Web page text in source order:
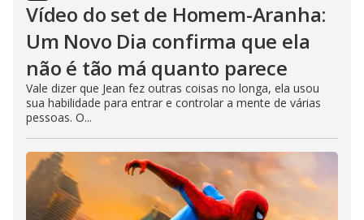
Vídeo do set de Homem-Aranha:
Um Novo Dia confirma que ela
não é tão má quanto parece
Vale dizer que Jean fez outras coisas no longa, ela usou
sua habilidade para entrar e controlar a mente de várias
pessoas. O...